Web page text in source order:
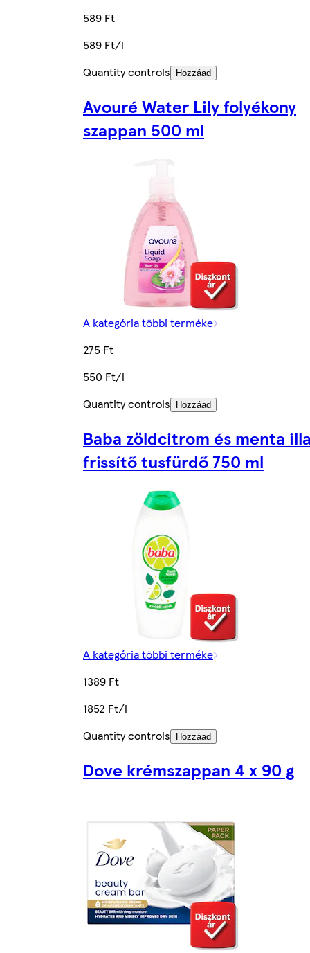
589 Ft
589 Ft/l
Quantity controls
Hozzáad
Avouré Water Lily folyékony
szappan 500 ml
A kategória többi terméke
275 Ft
550 Ft/l
Quantity controls
Hozzáad
Baba zöldcitrom és menta
frissítő tusfürdő 750 ml
A kategória többi terméke
1389 Ft
1852 Ft/l
Quantity controls
Hozzáad
Dove krémszappan 4 x 90 g